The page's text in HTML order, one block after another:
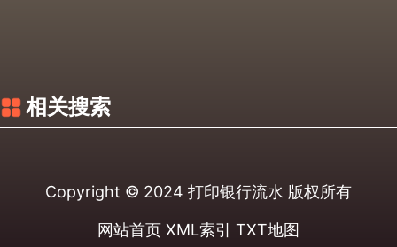
相关搜索
Copyright © 2024 打印银行流水 版权所有
网站首页 XML索引 TXT地图